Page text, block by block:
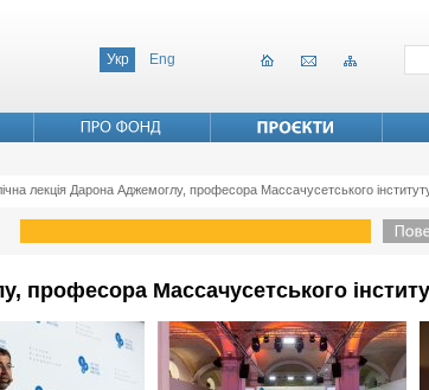
Укр Eng
лекція Дарона Аджемоглу, професора Массачусетського
професора Массачусетського